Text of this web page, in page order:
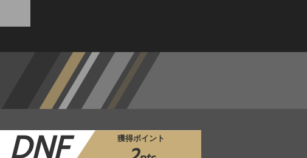
獲得ポイント